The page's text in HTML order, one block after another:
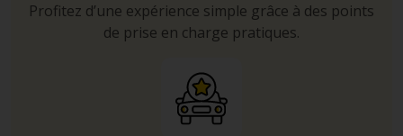
Profitez d’une expérience simple grâce à des points
de prise en charge pratiques.